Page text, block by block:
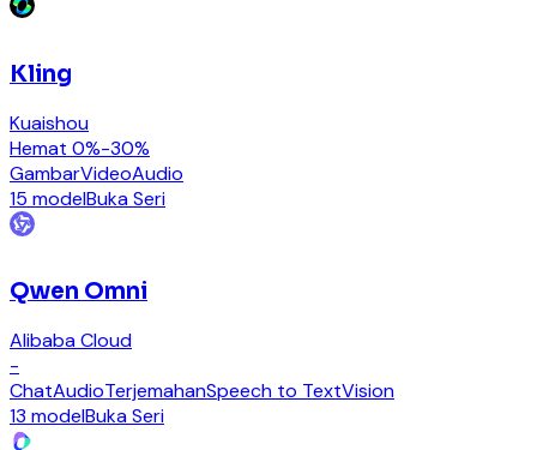
Kling
Kuaishou
Hemat 0%-30%
GambarVideoAudio
15 modelBuka Seri
Qwen Omni
Alibaba Cloud
-
ChatAudioTerjemahanSpeech to TextVision
13 modelBuka Seri